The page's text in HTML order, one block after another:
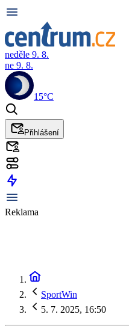
neděle 9. 8.
ne 9. 8.
15°C
Přihlášení
Reklama
SportWin
5. 7. 2025, 16:50